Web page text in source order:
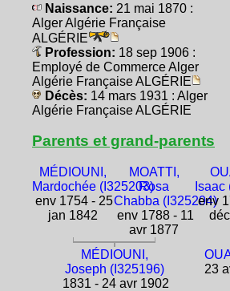
Naissance: 21 mai 1870 :
Alger Algérie Française
ALGÉRIE
Profession: 18 sep 1906 :
Employé de Commerce Alger
Algérie Française ALGÉRIE
Décès: 14 mars 1931 : Alger
Algérie Française ALGÉRIE
Parents et grand-parents
MÉDIOUNI,
Mardochée (I325203)
env 1754 - 25
jan 1842
MOATTI,
Rosa
Chabba (I325204)
env 1788 - 11
avr 1877
Isaac
env
MÉDIOUNI,
Joseph (I325196)
1831 - 24 avr 1902
23